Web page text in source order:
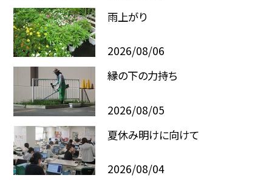
雨上がり
2026/08/06
縁の下の力持ち
2026/08/05
夏休み明けに向けて
2026/08/04